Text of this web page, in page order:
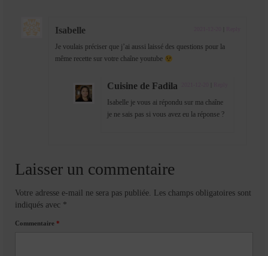
Isabelle
Je voulais préciser que j’ai aussi laissé des questions pour la
même recette sur votre chaîne youtube
Cuisine de Fadila
Isabelle je vous ai répondu sur ma chaîne
je ne sais pas si vous avez eu la réponse ?
Laisser un commentaire
Votre adresse e-mail ne sera pas publiée. Les champs obligatoires sont
indiqués avec *
Commentaire *